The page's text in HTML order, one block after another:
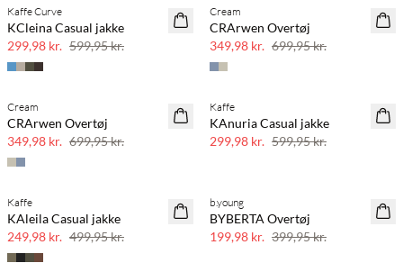
SAVE20
Kaffe Curve
KCleina Casual jakke
299,98 kr. 599,95 kr.
SAVE20
Cream
CRArwen Overtøj
349,98 kr. 699,95 kr.
SAVE20
Cream
CRArwen Overtøj
349,98 kr. 699,95 kr.
SAVE20
Kaffe
KAnuria Casual jakke
299,98 kr. 599,95 kr.
SAVE20
Kaffe
KAleila Casual jakke
249,98 kr. 499,95 kr.
SAVE20
b.young
BYBERTA Overtøj
199,98 kr. 399,95 kr.